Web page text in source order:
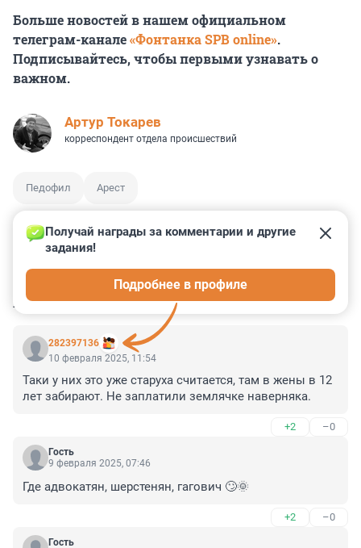
Больше новостей в нашем официальном
телеграм-канале«Фонтанка SPB online».
Подписывайтесь, чтобы первыми узнавать о
важном.
Артур Токарев
корреспондент отдела происшествий
Педофил Арест
КОММЕНТАРИИ 26
282397136
Получай награды за комментарии и другие
задания!
Подробнее в профиле
10 февраля 2025, 11:54
Таки у них это уже старуха считается, там в жены в 12
лет забирают. Не заплатили землячке наверняка.
+2 –0
Гость
9 февраля 2025, 07:46
Где адвокатян, шерстенян, гагович 🙄🌞
+2 –0
Гость